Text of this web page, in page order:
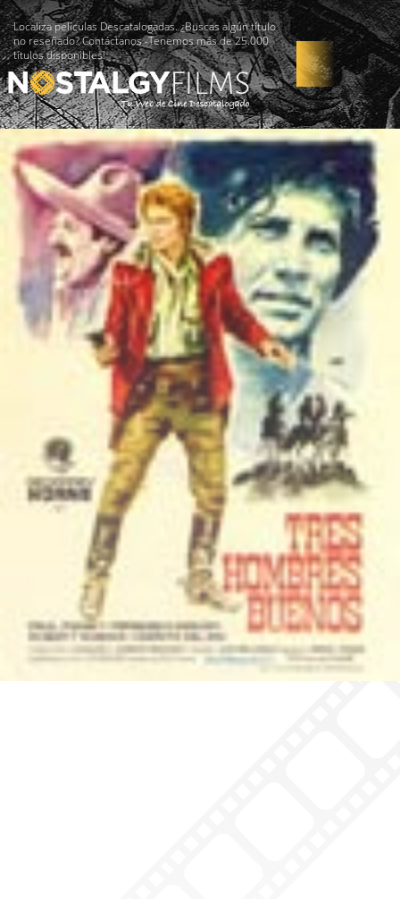
Localiza películas Descatalogadas. ¿Buscas algún título
no reseñado? Contáctanos -Tenemos más de 25.000
títulos disponibles!